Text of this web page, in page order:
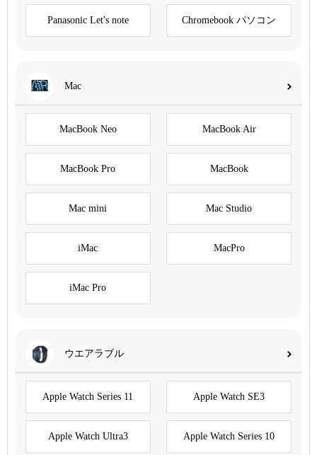
Panasonic Let's note Chromebook パソコン
Mac
MacBook Neo MacBook Air
MacBook Pro MacBook
Mac mini Mac Studio
iMac MacPro
iMac Pro
ウエアラブル
Apple Watch Series 11 Apple Watch SE3
Apple Watch Ultra3 Apple Watch Series 10